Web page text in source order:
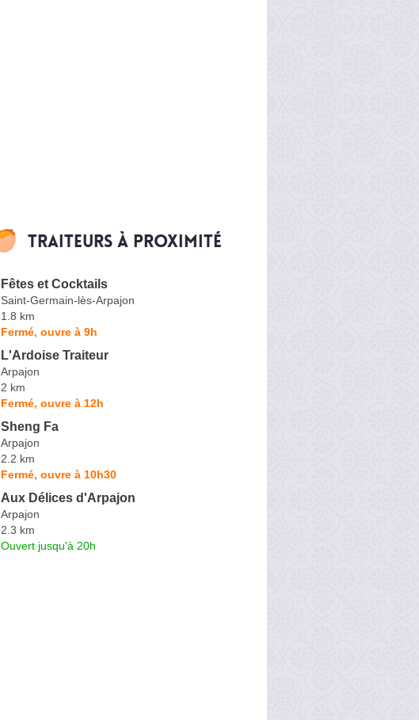
Traiteurs à proximité
Fêtes et Cocktails
Saint-Germain-lès-Arpajon
1.8 km
Fermé, ouvre à 9h
L'Ardoise Traiteur
Arpajon
2 km
Fermé, ouvre à 12h
Sheng Fa
Arpajon
2.2 km
Fermé, ouvre à 10h30
Aux Délices d'Arpajon
Arpajon
2.3 km
Ouvert jusqu'à 20h